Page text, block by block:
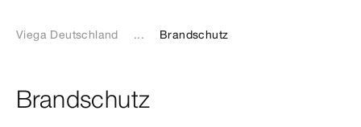
Viega Deutschland ... Brandschutz
Brandschutz